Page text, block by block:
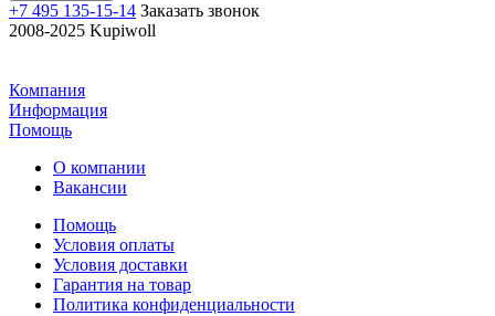
+7 495 135-15-14 Заказать звонок
2008-2025 Kupiwoll
Компания
Информация
Помощь
О компании
Вакансии
Помощь
Условия оплаты
Условия доставки
Гарантия на товар
Политика конфиденциальности